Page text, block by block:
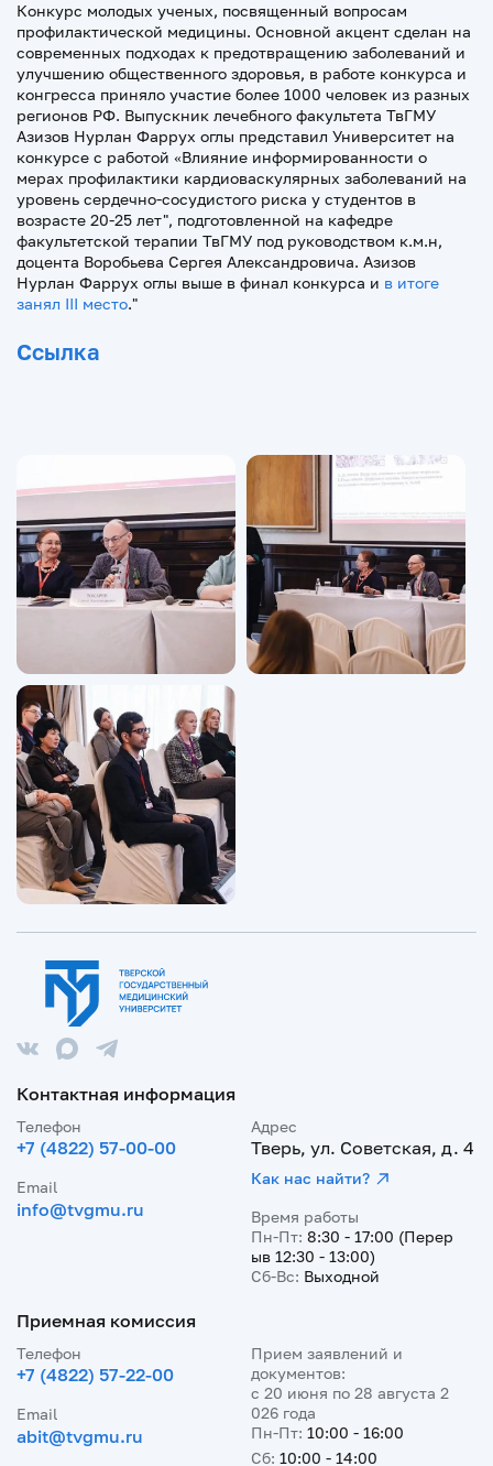
Конкурс молодых ученых, посвященный вопросам
профилактической медицины. Основной акцент сделан на
современных подходах к предотвращению заболеваний и
улучшению общественного здоровья, в работе конкурса и
конгресса приняло участие более 1000 человек из разных
регионов РФ. Выпускник лечебного факультета ТвГМУ
Азизов Нурлан Фаррух оглы представил Университет на
конкурсе с работой «Влияние информированности о
мерах профилактики кардиоваскулярных заболеваний на
уровень сердечно-сосудистого риска у студентов в
возрасте 20-25 лет", подготовленной на кафедре
факультетской терапии ТвГМУ под руководством к.м.н,
доцента Воробьева Сергея Александровича. Азизов
Нурлан Фаррух оглы выше в финал конкурса и в итоге
занял III место."
Ссылка
Контактная информация
Телефон
+7 (4822) 57-00-00
Email
info@tvgmu.ru
Адрес
Тверь, ул. Советская, д. 4
Как нас найти?
Время работы
Пн-Пт: 8:30 - 17:00 (Перер
ыв 12:30 - 13:00)
Сб-Вс: Выходной
Приемная комиссия
Телефон
+7 (4822) 57-22-00
Email
abit@tvgmu.ru
Прием заявлений и
документов:
с 20 июня по 28 августа 2
026 года
Пн-Пт: 10:00 - 16:00
Сб: 10:00 - 14:00